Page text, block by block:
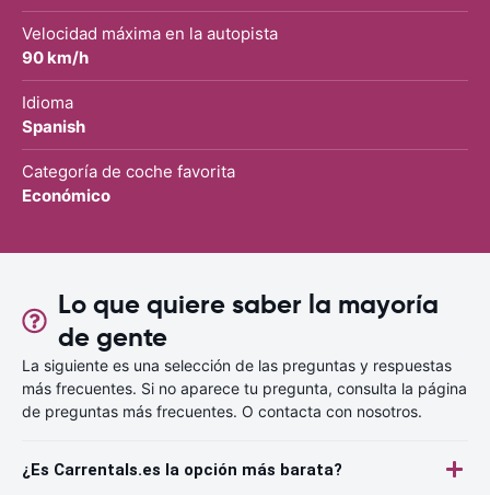
Velocidad máxima en la autopista
90 km/h
Idioma
Spanish
Categoría de coche favorita
Económico
Lo que quiere saber la mayoría
de gente
La siguiente es una selección de las preguntas y respuestas
más frecuentes. Si no aparece tu pregunta, consulta la página
de preguntas más frecuentes. O contacta con nosotros.
¿Es Carrentals.es la opción más barata?